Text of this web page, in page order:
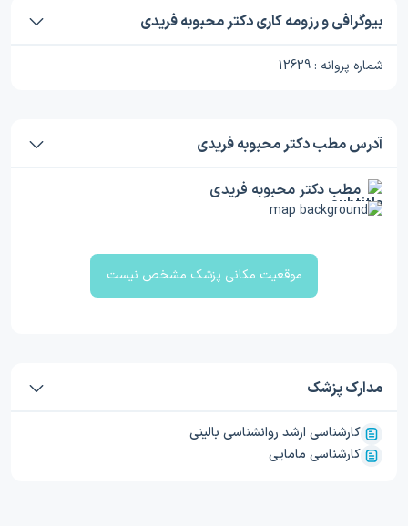
بیوگرافی و رزومه کاری دکتر محبوبه فریدی
شماره پروانه : 12629
آدرس مطب دکتر محبوبه فریدی
مطب دکتر محبوبه فریدی
موقعیت مکانی پزشک مشخص نیست
مدارک پزشک
کارشناسی ارشد روانشناسی بالینی
کارشناسی مامایی